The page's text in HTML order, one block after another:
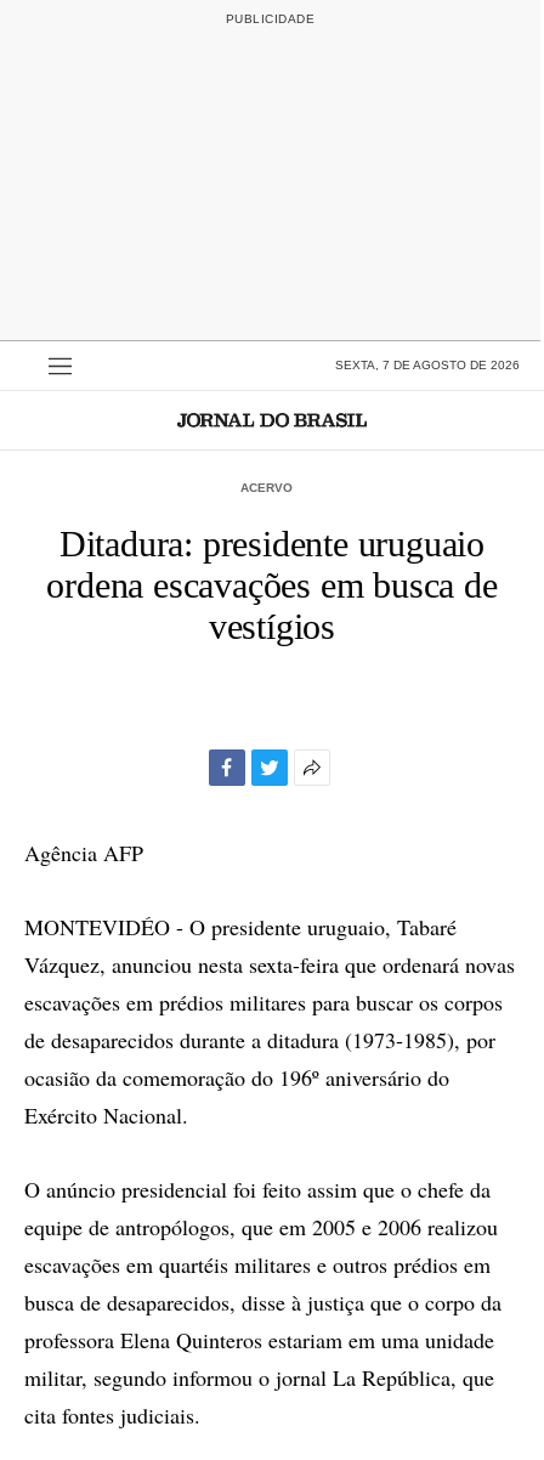
SEXTA, 7 DE AGOSTO DE 2026
ACERVO
Ditadura: presidente uruguaio
ordena escavações em busca de
vestígios
Agência AFP
MONTEVIDÉO - O presidente uruguaio, Tabaré
Vázquez, anunciou nesta sexta-feira que ordenará novas
escavações em prédios militares para buscar os corpos
de desaparecidos durante a ditadura (1973-1985), por
ocasião da comemoração do 196º aniversário do
Exército Nacional.
O anúncio presidencial foi feito assim que o chefe da
equipe de antropólogos, que em 2005 e 2006 realizou
escavações em quartéis militares e outros prédios em
busca de desaparecidos, disse à justiça que o corpo da
professora Elena Quinteros estariam em uma unidade
militar, segundo informou o jornal La República, que
cita fontes judiciais.